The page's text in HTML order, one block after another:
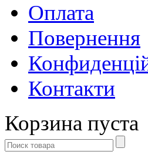
Оплата
Повернення
Контакти
Корзина пуста